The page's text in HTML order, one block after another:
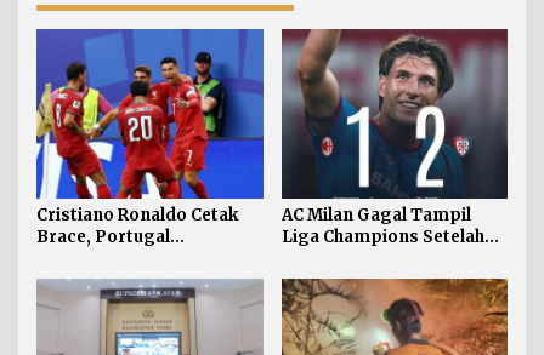
Cristiano Ronaldo Cetak
Brace, Portugal
AC Milan Gagal Tampil
Liga Champions Setelah